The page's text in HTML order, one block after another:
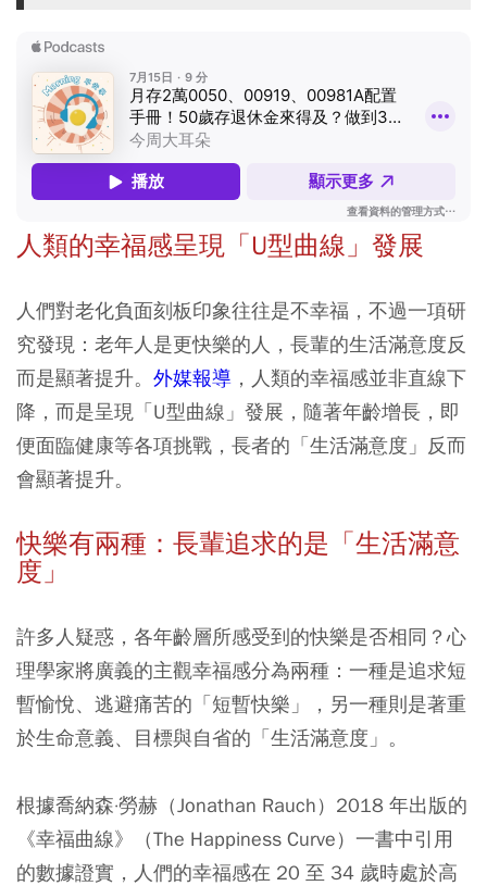
人類的幸福感呈現「U型曲線」發展
人們對老化負面刻板印象往往是不幸福，不過一項研
究發現：老年人是更快樂的人，長輩的生活滿意度反
而是顯著提升。 外媒報導 ，人類的幸福感並非直線下
降，而是呈現「U型曲線」發展，隨著年齡增長，即
便面臨健康等各項挑戰，長者的「生活滿意度」反而
會顯著提升。
快樂有兩種：長輩追求的是「生活滿意
度」
許多人疑惑，各年齡層所感受到的快樂是否相同？心
理學家將廣義的主觀幸福感分為兩種：一種是追求短
暫愉悅、逃避痛苦的「短暫快樂」，另一種則是著重
於生命意義、目標與自省的「生活滿意度」。
根據喬納森·勞赫（Jonathan Rauch）2018 年出版的
《幸福曲線》（The Happiness Curve）一書中引用
的數據證實，人們的幸福感在 20 至 34 歲時處於高